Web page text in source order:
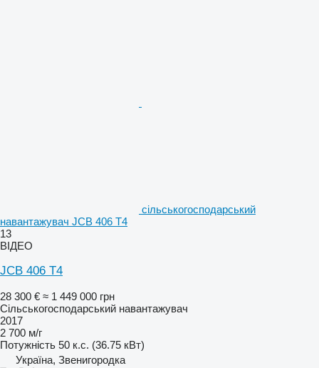
сільськогосподарський
навантажувач JCB 406 T4
13
ВІДЕО
JCB 406 T4
28 300 € ≈ 1 449 000 грн
Сільськогосподарський навантажувач
2017
2 700 м/г
Потужність 50 к.с. (36.75 кВт)
Україна, Звенигородка